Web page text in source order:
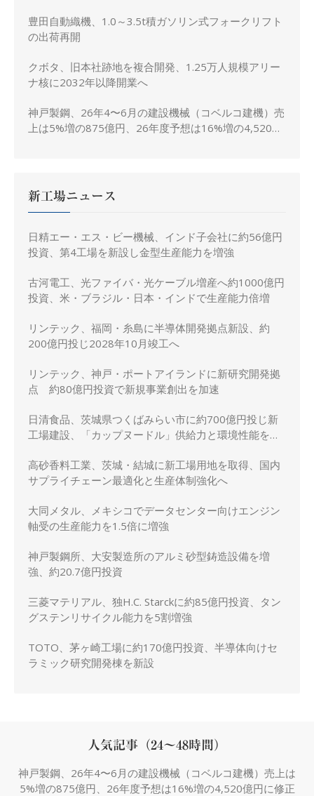
豊田自動織機、1.0～3.5t積ガソリン式フォークリフト
の出荷再開
クボタ、旧本社跡地を複合開発、1.25万人規模アリー
ナ核に2032年以降開業へ
神戸製鋼、26年4〜6月の建設機械（コベルコ建機）売
上は5%増の875億円、26年度予想は16%増の4,520億
新工場ニュース
日精エー・エス・ビー機械、インド子会社に約56億円
投資、第4工場を新設し金型生産能力を増強
古河電工、光ファイバ・光ケーブル増産へ約1000億円
投資、米・ブラジル・日本・インドで生産能力倍増
リンテック、福岡・糸島に半導体開発拠点新設、約
200億円投じ2028年10月竣工へ
リンテック、神戸・ポートアイランドに新研究開発拠
点 約80億円投資で新規事業創出を加速
日清食品、茨城県つくばみらい市に約700億円投じ新
工場建設、「カップヌードル」供給力と環境性能を強
高砂香料工業、茨城・結城に新工場用地を取得、国内
サプライチェーン最適化と生産体制強化へ
大同メタル、メキシコでデータセンター向けエンジン
軸受の生産能力を1.5倍に増強
神戸製鋼所、大安製造所のアルミ砂型鋳造設備を増
強、約20.7億円投資
三菱マテリアル、独H.C. Starckに約85億円投資、タン
グステンリサイクル能力を5割増強
TOTO、茅ヶ崎工場に約170億円投資、半導体向けセ
ラミック研究開発棟を新設
人気記事（24～48時間）
神戸製鋼、26年4〜6月の建設機械（コベルコ建機）売上は
5%増の875億円、26年度予想は16%増の4,520億円に修正